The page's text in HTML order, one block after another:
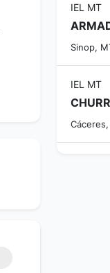
IEL MT
Sinop,
IEL MT